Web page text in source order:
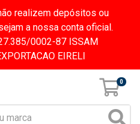
realizem depósitos ou
a nossa conta oficial.
0002-87 ISSAM
EIRELI
0